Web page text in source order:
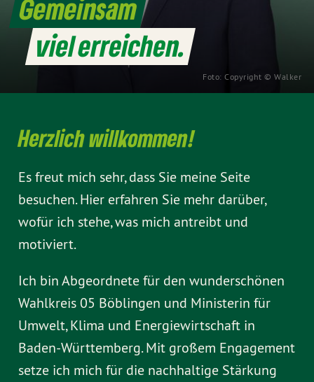
Foto: Copyright © Walker
Gemeinsam
viel erreichen.
Herzlich willkommen!
Es freut mich sehr, dass Sie meine Seite
besuchen. Hier erfahren Sie mehr darüber,
wofür ich stehe, was mich antreibt und
motiviert.
Ich bin Abgeordnete für den wunderschönen
Wahlkreis 05 Böblingen und Ministerin für
Umwelt, Klima und Energiewirtschaft in
Baden-Württemberg. Mit großem Engagement
setze ich mich für die nachhaltige Stärkung